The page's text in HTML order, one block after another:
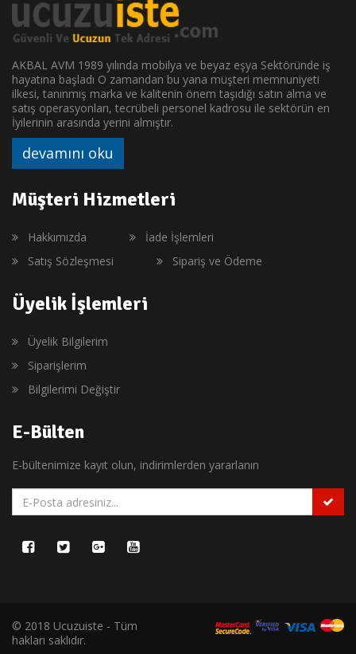
AKBAL AVM 1989 yılında mobilya ve beyaz eşya Sektöründe iş
hayatına başladı O zamandan bu yana müşteri memnuniyeti
ilkesi, tanınmış marka ve kalitenin önem taşıdığı satın alma ve
satış operasyonları, tecrübeli personel kadrosu ile sektörün en
İyilerinin arasında yerini almıştır.
devamını oku
Müşteri Hizmetleri
Hakkımızda
İade İşlemleri
Satış Sözleşmesi
Sipariş ve Ödeme
Üyelik İşlemleri
Üyelik Bilgilerim
Siparişlerim
Bilgilerimi Değiştir
E-Bülten
E-bültenimize kayıt olun, indirimlerden yararlanın
© 2018 Ucuzuiste - Tüm
hakları saklıdır.